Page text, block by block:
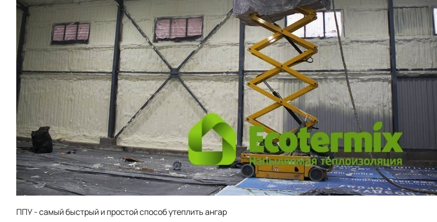
ППУ - самый быстрый и простой способ утеплить ангар